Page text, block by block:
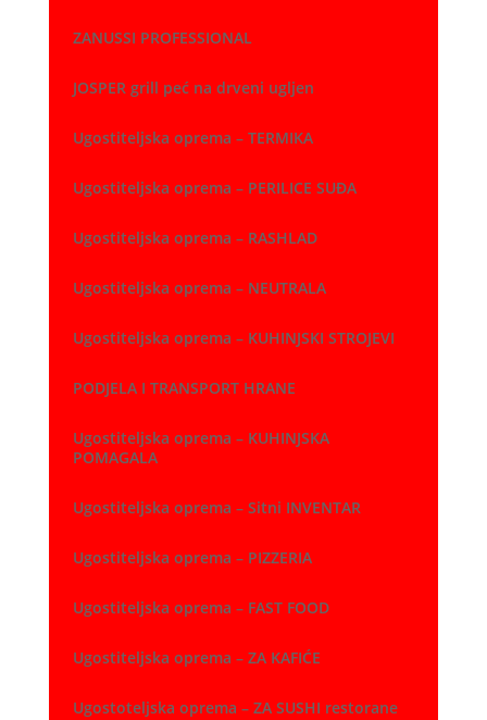
ZANUSSI PROFESSIONAL
JOSPER grill peć na drveni ugljen
Ugostiteljska oprema – TERMIKA
Ugostiteljska oprema – PERILICE SUĐA
Ugostiteljska oprema – RASHLAD
Ugostiteljska oprema – NEUTRALA
Ugostiteljska oprema – KUHINJSKI STROJEVI
PODJELA I TRANSPORT HRANE
Ugostiteljska oprema – KUHINJSKA
POMAGALA
Ugostiteljska oprema – Sitni INVENTAR
Ugostiteljska oprema – PIZZERIA
Ugostiteljska oprema – FAST FOOD
Ugostiteljska oprema – ZA KAFIĆE
Ugostoteljska oprema – ZA SUSHI restorane